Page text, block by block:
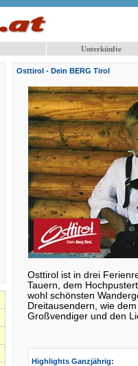
Unterkünfte
Osttirol - Dein BERG Tirol
Osttirol ist in drei
Tauern, dem
wohl schönsten
Dreitausendern, wie
Großvendiger und den
Highlights Ganzjährig: